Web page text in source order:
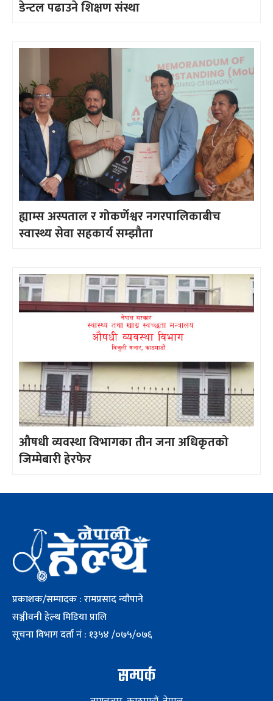
डेन्टल पढाउने शिक्षण संस्था
ह्याम्स अस्पताल र गोकर्णेश्वर नगरपालिकाबीच
स्वास्थ्य सेवा सहकार्य सम्झौता
औषधी व्यवस्था विभागका तीन जना अधिकृतको
जिम्मेबारी हेरफेर
प्रकाशक/सम्पादक : रामप्रसाद न्यौपाने
सञ्जीवनी हेल्थ मिडिया प्रालि
सूचना विभाग दर्ता नं : १३५४ /०७५/०७६
सम्पर्क